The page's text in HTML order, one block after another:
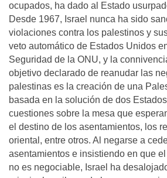
ocupados, ha dado al Estado
Desde 1967, Israel nunca ha sido
violaciones contra los palestinos y
veto automático de Estados Unidos
Seguridad de la ONU, y la
objetivo declarado de reanudar las
palestinas es la creación de una
basada en la solución de dos
cuestiones sobre la mesa que
el destino de los asentamientos, los
oriental, entre otros. Al negarse a
asentamientos e insistiendo en que
no es negociable, Israel ha